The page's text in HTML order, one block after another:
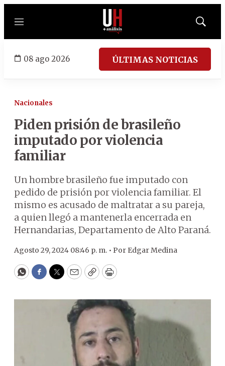
Menú
Mostrar
08 ago 2026 ÚLTIMAS NOTICIAS
Nacionales
Piden prisión de brasileño
imputado por violencia
familiar
Un hombre brasileño fue imputado con
pedido de prisión por violencia familiar. El
mismo es acusado de maltratar a su pareja,
a quien llegó a mantenerla encerrada en
Hernandarias, Departamento de Alto Paraná.
Agosto 29, 2024 08:46 p. m. • Por Edgar Medina
WhatsApp
Facebook
Twitter
EmailCopyPrint